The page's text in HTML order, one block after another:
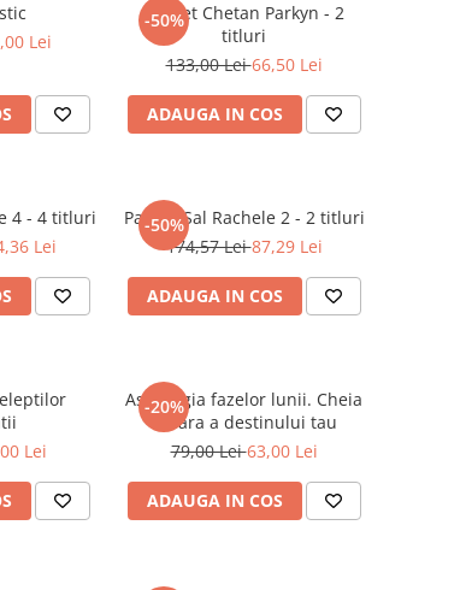
Lei
-50%
Pachet Chetan Parkyn - 2
titluri
133,00 Lei66,50 Lei
ADAUGA IN COS
4 - 4 titluri
Lei
-50%
Pachet Sal Rachele 2 - 2 titluri
174,57 Lei87,29 Lei
ADAUGA IN COS
Lei
-20%
Astrologia fazelor lunii. Cheia
lunara a destinului tau
79,00 Lei63,00 Lei
ADAUGA IN COS